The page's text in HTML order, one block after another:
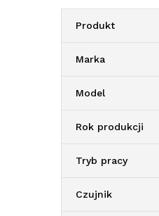
Produkt
Marka
Model
Rok produkcji
Tryb pracy
Czujnik